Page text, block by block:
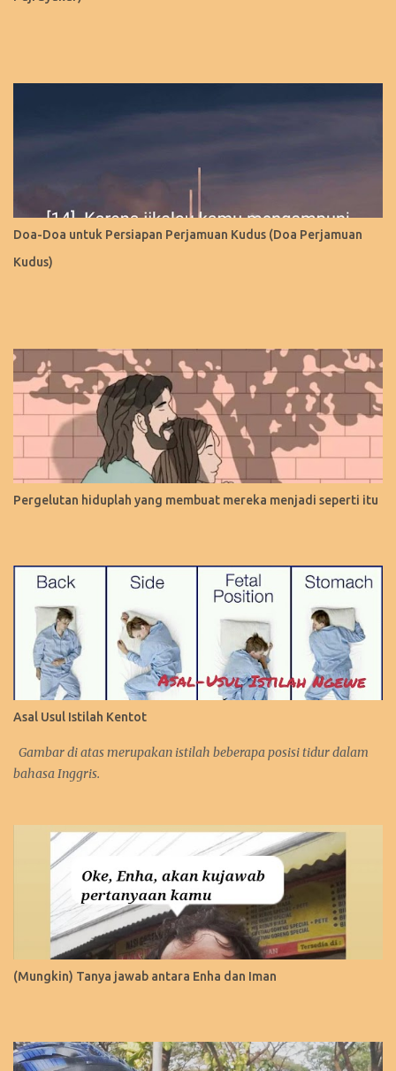
Doa-Doa untuk Persiapan Perjamuan Kudus (Doa Perjamuan
Kudus)
Pergelutan hiduplah yang membuat mereka menjadi seperti itu
Asal Usul Istilah Kentot
Gambar di atas merupakan istilah beberapa posisi tidur dalam
bahasa Inggris.
(Mungkin) Tanya jawab antara Enha dan Iman